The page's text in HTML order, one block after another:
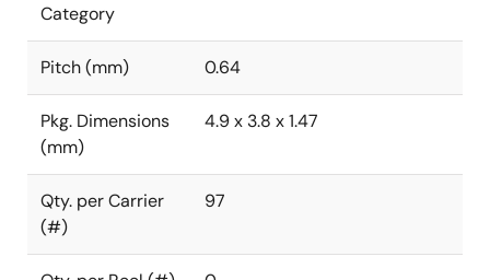
Category
Pitch (mm) 0.64
Pkg. Dimensions
(mm)
4.9 x 3.8 x 1.47
Qty. per Carrier
(#)
97